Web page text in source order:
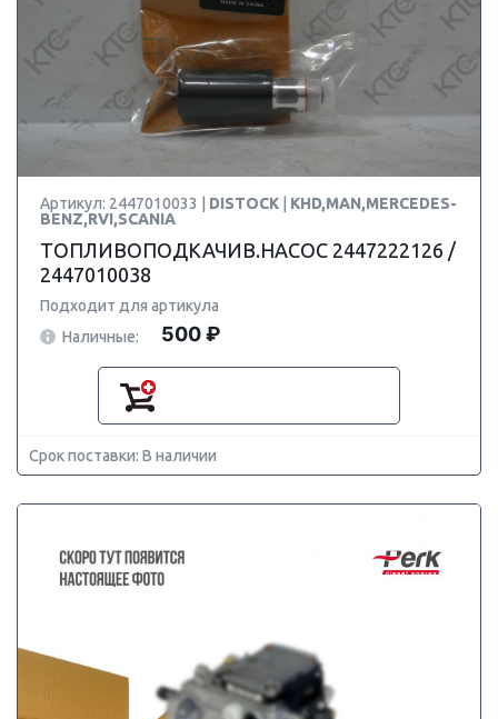
Артикул: 2447010033 | DISTOCK
KHD,MAN,MERCEDES-
BENZ,RVI,SCANIA
ТОПЛИВОПОДКАЧИВ.НАСОС 2447222126 /
2447010038
Подходит для артикула
Наличные:
500 ₽
Срок поставки: В наличии